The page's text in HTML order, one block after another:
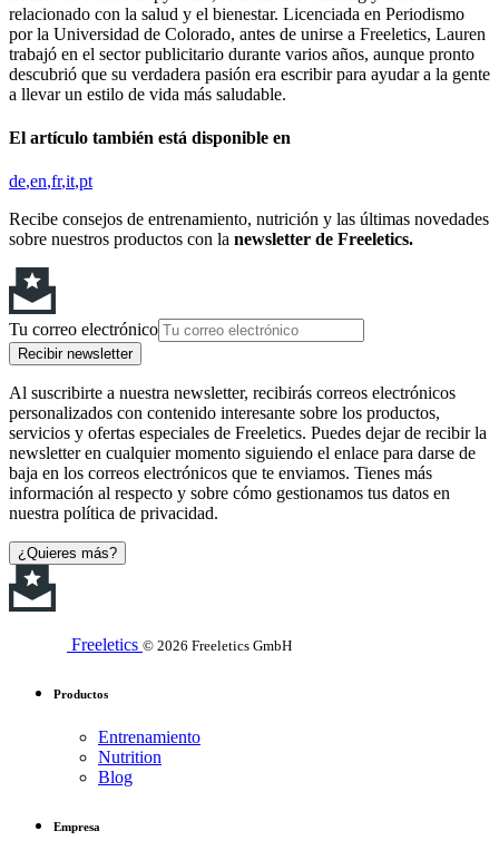
relacionado con la salud y el bienestar. Licenciada en Periodismo
por la Universidad de Colorado, antes de unirse a Freeletics, Lauren
trabajó en el sector publicitario durante varios años, aunque pronto
descubrió que su verdadera pasión era escribir para ayudar a la gente
a llevar un estilo de vida más saludable.
El artículo también está disponible en
de en fr it pt
Recibe consejos de entrenamiento, nutrición y las últimas novedades
sobre nuestros productos con la newsletter de Freeletics.
Tu correo electrónico
Recibir newsletter
Al suscribirte a nuestra newsletter, recibirás correos electrónicos
personalizados con contenido interesante sobre los productos,
servicios y ofertas especiales de Freeletics. Puedes dejar de recibir la
newsletter en cualquier momento siguiendo el enlace para darse de
baja en los correos electrónicos que te enviamos. Tienes más
información al respecto y sobre cómo gestionamos tus datos en
nuestra política de privacidad.
¿Quieres más?
Freeletics © 2026 Freeletics GmbH
Productos
Entrenamiento
Nutrition
Blog
Empresa